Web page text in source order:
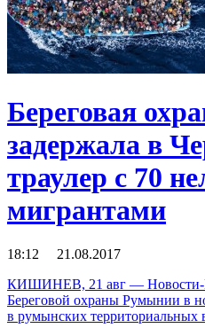
Береговая
задержала в
траулер с 70
мигрантами
18:12 21.08.2017
КИШИНЕВ, 21 авг — Новости-
Береговой охраны Румынии в
в румынских